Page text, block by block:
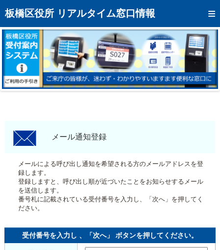
板橋区役所 リアルタイム窓口情報
トップページへ
混雑予想カレンダー
リアルタイム混雑状況
リアルタイム受付番号状況
メール通知登録
モバイルサイト
区役所フロアマップ
メール通知登録
メールによる呼び出し通知を希望される方のメールアドレスを登
録します。
登録しますと、呼び出し順が近づいたことをお知らせするメール
を送信します。
番号札に記載されている受付番号を入力し、「次へ」を押してく
ださい。
受付番号を入力し 、「次へ」 ボタンを押してください。